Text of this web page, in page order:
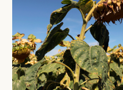
Jonas Lundström
Publicerad24 July, 2026
Jesper Lundby
Publicerad15 July, 2026
Uppdaterad15 July, 2026